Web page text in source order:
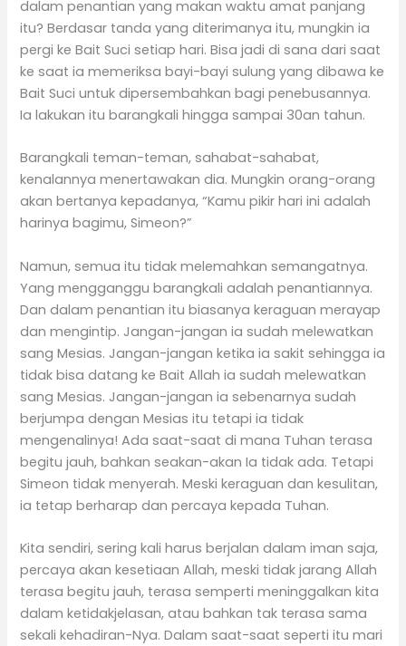
dalam penantian yang makan waktu amat panjang
itu? Berdasar tanda yang diterimanya itu, mungkin ia
pergi ke Bait Suci setiap hari. Bisa jadi di sana dari saat
ke saat ia memeriksa bayi-bayi sulung yang dibawa ke
Bait Suci untuk dipersembahkan bagi penebusannya.
Ia lakukan itu barangkali hingga sampai 30an tahun.
Barangkali teman-teman, sahabat-sahabat,
kenalannya menertawakan dia. Mungkin orang-orang
akan bertanya kepadanya, “Kamu pikir hari ini adalah
harinya bagimu, Simeon?”
Namun, semua itu tidak melemahkan semangatnya.
Yang mengganggu barangkali adalah penantiannya.
Dan dalam penantian itu biasanya keraguan merayap
dan mengintip. Jangan-jangan ia sudah melewatkan
sang Mesias. Jangan-jangan ketika ia sakit sehingga ia
tidak bisa datang ke Bait Allah ia sudah melewatkan
sang Mesias. Jangan-jangan ia sebenarnya sudah
berjumpa dengan Mesias itu tetapi ia tidak
mengenalinya! Ada saat-saat di mana Tuhan terasa
begitu jauh, bahkan seakan-akan Ia tidak ada. Tetapi
Simeon tidak menyerah. Meski keraguan dan kesulitan,
ia tetap berharap dan percaya kepada Tuhan.
Kita sendiri, sering kali harus berjalan dalam iman saja,
percaya akan kesetiaan Allah, meski tidak jarang Allah
terasa begitu jauh, terasa semperti meninggalkan kita
dalam ketidakjelasan, atau bahkan tak terasa sama
sekali kehadiran-Nya. Dalam saat-saat seperti itu mari